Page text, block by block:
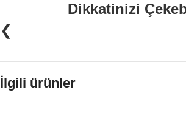
Dikkatinizi
❮
İlgili ürünler